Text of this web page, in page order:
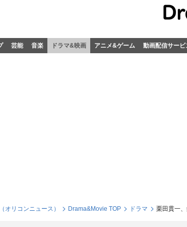
芸能 音楽 ドラマ&映画 アニメ&ゲーム 動画配信サービ
オリコンニュース） Drama&Movie TOP ドラマ 栗田貫一